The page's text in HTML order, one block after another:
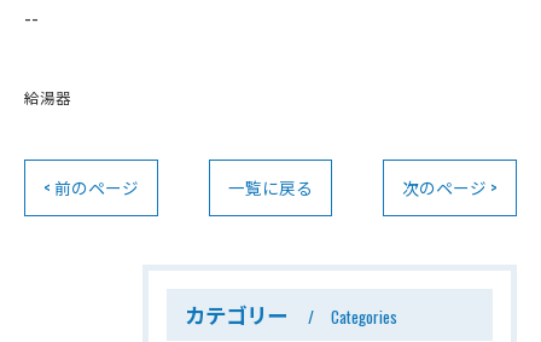
--
給湯器
< 前のページ 一覧に戻る 次のページ >
カテゴリー Categories